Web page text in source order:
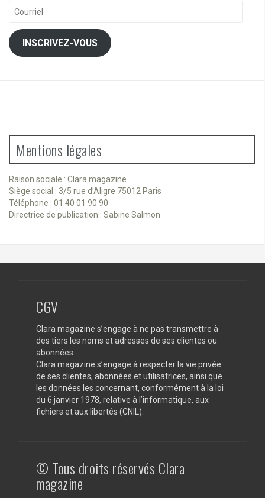
INSCRIVEZ-VOUS
Mentions légales
Raison sociale : Clara magazine
Siège social : 3/5 rue d’Aligre 75012 Paris
Téléphone : 01 40 01 90 90
Directrice de publication : Sabine Salmon
CGV
Clara magazine s’engage à ne pas transmettre à
des tiers les noms et adresses de ses clientes ou
abonnées.
Clara magazine s’engage à respecter la vie privée
de ses clientes, abonnées et utilisatrices, ainsi que
les données les concernant, conformément à la loi
du 6 janvier 1978, relative à l’informatique, aux
fichiers et aux libertés (CNIL).
© Tous droits réservés Clara
magazine